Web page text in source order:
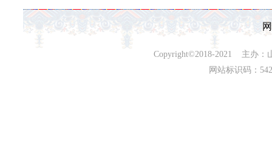
Copyright©2018-2021 主办：
网站标识码：